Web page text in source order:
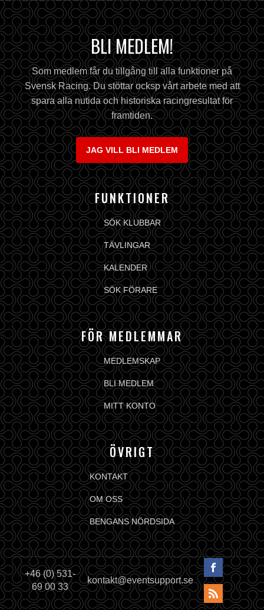
BLI MEDLEM!
Som medlem får du tillgång till alla funktioner på
Svensk Racing. Du stöttar ocksp vårt arbete med att
spara alla nutida och historiska racingresultat för
framtiden.
JAG VILL BLI MEDLEM
FUNKTIONER
SÖK KLUBBAR
TÄVLINGAR
KALENDER
SÖK FÖRARE
FÖR MEDLEMMAR
MEDLEMSKAP
BLI MEDLEM
MITT KONTO
ÖVRIGT
KONTAKT
OM OSS
BENGANS NÖRDSIDA
+46 (0) 531-
69 00 33
kontakt@eventsupport.se